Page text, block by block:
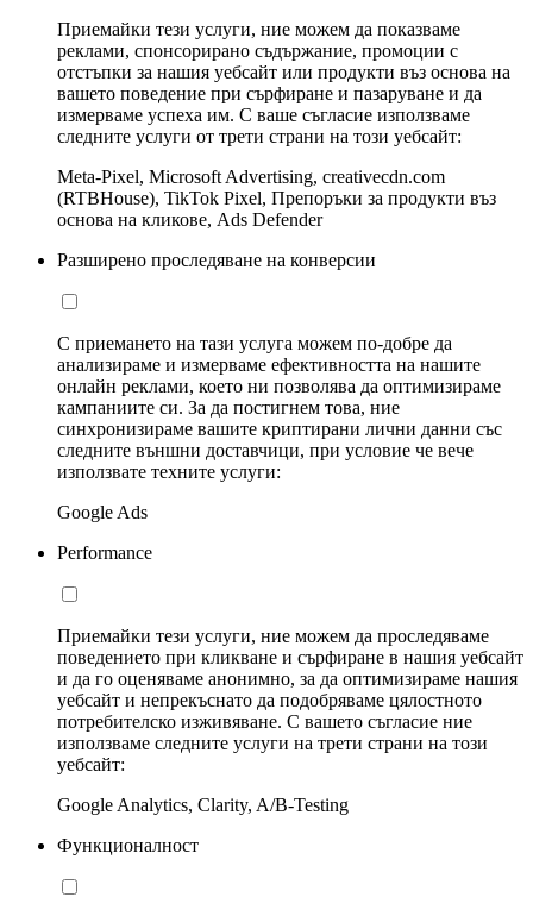
Приемайки тези услуги, ние можем да показваме
реклами, спонсорирано съдържание, промоции с
отстъпки за нашия уебсайт или продукти въз основа на
вашето поведение при сърфиране и пазаруване и да
измерваме успеха им. С ваше съгласие използваме
следните услуги от трети страни на този уебсайт:
Meta-Pixel, Microsoft Advertising, creativecdn.com
(RTBHouse), TikTok Pixel, Препоръки за продукти въз
основа на кликове, Ads Defender
Разширено проследяване на конверсии
С приемането на тази услуга можем по-добре да
анализираме и измерваме ефективността на нашите
онлайн реклами, което ни позволява да оптимизираме
кампаниите си. За да постигнем това, ние
синхронизираме вашите криптирани лични данни със
следните външни доставчици, при условие че вече
използвате техните услуги:
Google Ads
Performance
Приемайки тези услуги, ние можем да проследяваме
поведението при кликване и сърфиране в нашия уебсайт
и да го оценяваме анонимно, за да оптимизираме нашия
уебсайт и непрекъснато да подобряваме цялостното
потребителско изживяване. С вашето съгласие ние
използваме следните услуги на трети страни на този
уебсайт:
Google Analytics, Clarity, A/B-Testing
Функционалност